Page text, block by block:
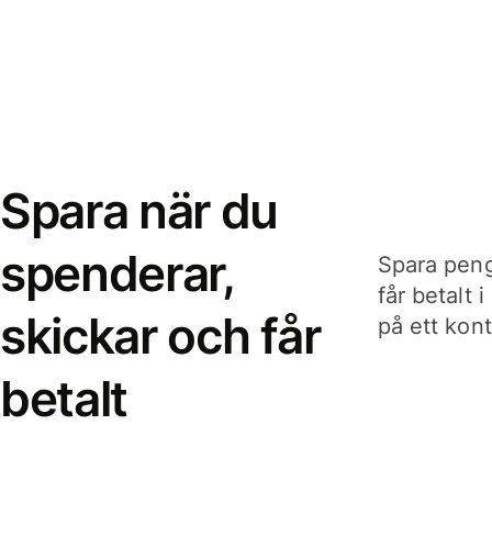
Spara när du
spenderar,
skickar och får
betalt
Spara
får betalt i
på ett